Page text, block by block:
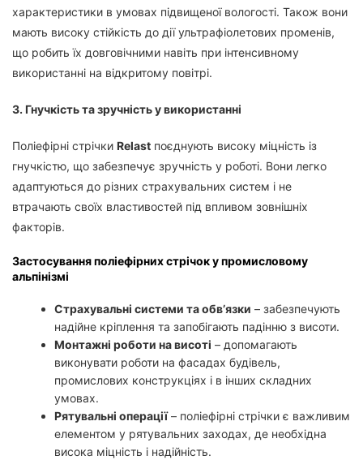
характеристики в умовах підвищеної вологості. Також вони
мають високу стійкість до дії ультрафіолетових променів,
що робить їх довговічними навіть при інтенсивному
використанні на відкритому повітрі.
3. Гнучкість та зручність у використанні
Поліефірні стрічки Relast поєднують високу міцність із
гнучкістю, що забезпечує зручність у роботі. Вони легко
адаптуються до різних страхувальних систем і не
втрачають своїх властивостей під впливом зовнішніх
факторів.
Застосування поліефірних стрічок у промисловому
альпінізмі
Страхувальні системи та обв’язки – забезпечують
надійне кріплення та запобігають падінню з висоти.
Монтажні роботи на висоті – допомагають
виконувати роботи на фасадах будівель,
промислових конструкціях і в інших складних
умовах.
Рятувальні операції– поліефірні стрічки є важливим
елементом у рятувальних заходах, де необхідна
висока міцність і надійність.